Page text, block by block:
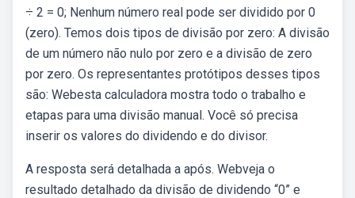
÷ 2 = 0; Nenhum número real pode ser dividido por 0
(zero). Temos dois tipos de divisão por zero: A divisão
de um número não nulo por zero e a divisão de zero
por zero. Os representantes protótipos desses tipos
são: Webesta calculadora mostra todo o trabalho e
etapas para uma divisão manual. Você só precisa
inserir os valores do dividendo e do divisor.
A resposta será detalhada a após. Webveja o
resultado detalhado da divisão de dividendo “0” e